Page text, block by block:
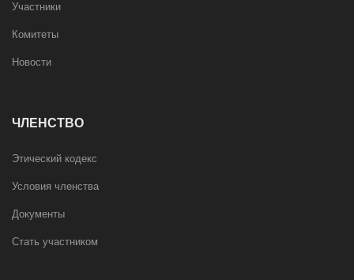
Участники
Комитеты
Новости
ЧЛЕНСТВО
Этический кодекс
Условия членства
Документы
Стать участником